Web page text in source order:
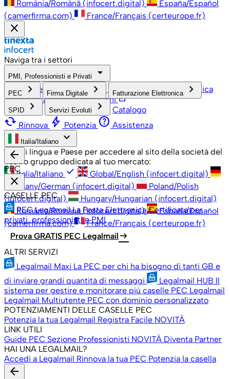
România/Română (infocert.digital)
España/Español
(camerfirma.com)
France/Français (certeurope.fr)
close
Naviga tra i settori
PMI, Professionisti e Privati arrow_drop_down
PMI, Professionisti e Privati check Grandi Aziende
Pubblica
Amministrazione Associazioni open_in_new
PEC keyboard_arrow_right Firma Digitale keyboard_arrow_right Fatturazione Elettronica keyboard_arrow_right
SPID keyboard_arrow_right Servizi Evoluti keyboard_arrow_right Catalogo
cached Rinnova bolt Potenzia help Assistenza
Italia/Italiano keyboard_arrow_down
Scegli lingua e Paese per accedere al sito della società del
nostro gruppo dedicata al tuo mercato:
Italia/Italiano check
Global/English (infocert.digital)
Germany/German (infocert.digital)
Poland/Polish
(infocert.digital)
Hungary/Hungarian (infocert.digital)
România/Română (infocert.digital)
España/Español
(camerfirma.com)
France/Français (certeurope.fr)
arrow_back
PEC
close
CASELLE PEC
PEC Legalmail La Posta Elettronica Certificata per
privati, professionisti e PMI
Prova GRATIS PEC Legalmail arrow_right_alt
ALTRI SERVIZI
Legalmail Maxi La PEC per chi ha bisogno di tanti GB e
di inviare grandi quantità di messaggi
Legalmail HUB Il
sistema per gestire e monitorare più caselle PEC Legalmail
Legalmail Multiutente PEC con dominio personalizzato
POTENZIAMENTI DELLE CASELLE PEC
Potenzia la tua Legalmail Registra Facile NOVITÀ
LINK UTILI
Guide PEC Sezione Professionisti NOVITÀ Diventa Partner
HAI UNA LEGALMAIL?
Accedi a Legalmail Rinnova la tua PEC Potenzia la casella
arrow_back